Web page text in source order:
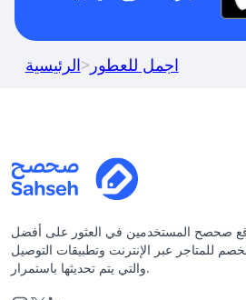
الرئيسية> اجمل للعطور
صحصح المستخدمين في العثور على أفضل
للمتاجر عبر الإنترنت وتطبيقات التوصيل
والتي يتم تحديثها باستمرار.